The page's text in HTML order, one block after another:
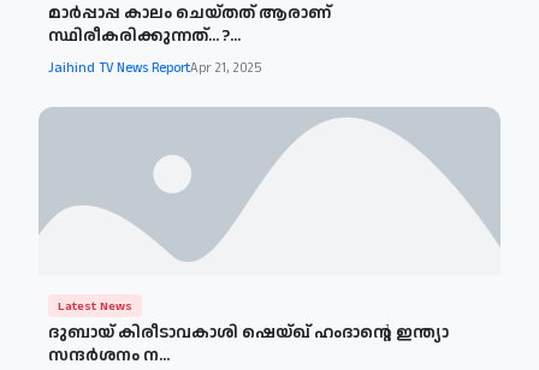
മാര്‍പ്പാപ്പ കാലം ചെയ്തത് ആരാണ്
സ്ഥിരീകരിക്കുന്നത്... ?...
Jaihind TV News ReportApr 21, 2025
Latest News
ദുബായ് കിരീടാവകാശി ഷെയ്ഖ് ഹംദാന്റെ ഇന്ത്യാ
സന്ദര്‍ശനം ന...